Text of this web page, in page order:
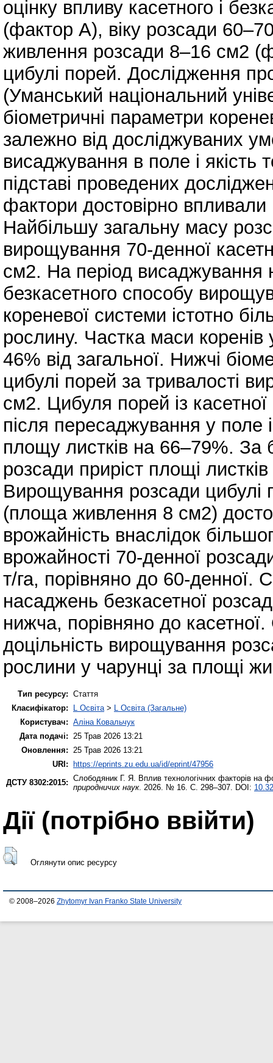
оцінку впливу касетного і
(фактор А), віку розсади
живлення розсади 8–16 см2
цибулі порей. Дослідження
(Уманський національний
біометричні параметри
залежно від досліджуваних
висаджування в поле і
підставі проведених
фактори достовірно впливали
Найбільшу загальну масу
вирощування 70-денної
см2. На період
безкасетного способу
кореневої системи істотно
рослину. Частка маси
46% від загальної. Нижчі
цибулі порей за тривалості
см2. Цибуля порей із
після пересаджування у поле
площу листків на 66–79%. За
розсади приріст площі
Вирощування розсади цибулі
(площа живлення 8 см2)
врожайність внаслідок
врожайності 70-денної
т/га, порівняно до 60-денної.
насаджень безкасетної
нижча, порівняно до
доцільність вирощування
рослини у чарунці за площі
Тип ресурсу: Стаття
Класифікатор:
L Освіта > L Освіта (Загальне)
Користувач: Аліна Ковальчук
Дата подачі:
25 Трав 2026 13:21
Оновлення:
25 Трав 2026 13:21
URI: https://eprints.zu.edu.ua/id/eprint/47956
ДСТУ 8302:2015: Слободяник Г. Я. Вплив технологічних факторів на
природничих наук. 2026. № 16. С. 298–307. DOI:
Дії ​​(потрібно ввійти)
Оглянути опис ресурсу
© 2008–2026 Zhytomyr Ivan Franko State University